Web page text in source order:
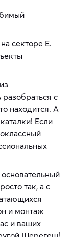
секторе Е.
с
находится. А
Если
так, а с
и монтаж
и ваших